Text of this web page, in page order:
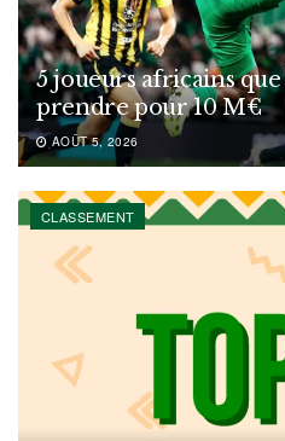
5 joueurs africains
prendre pour 10 M€
AOÛT 5, 2026
CLASSEMENT